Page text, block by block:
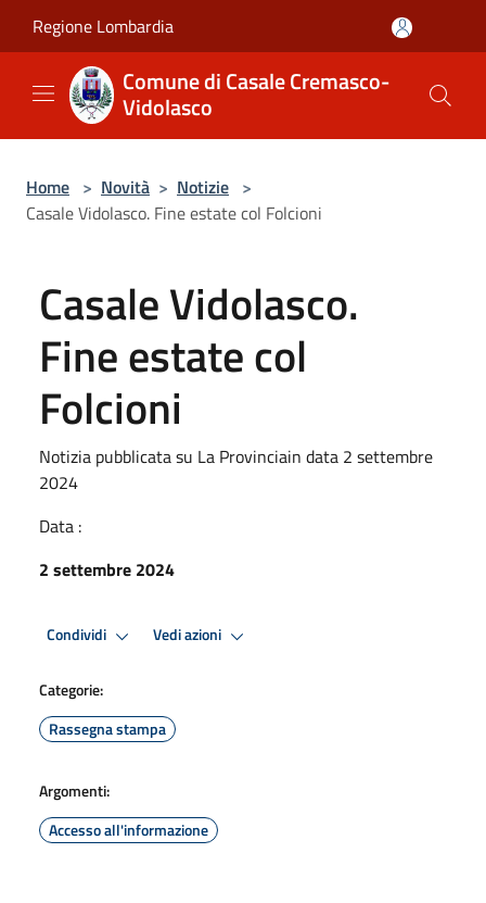
Regione Lombardia
Comune di Casale Cremasco-
Vidolasco
Home > Novità > Notizie >
Casale Vidolasco. Fine estate col Folcioni
Casale Vidolasco.
Fine estate col
Folcioni
Notizia pubblicata su La Provinciain data 2 settembre
2024
Data :
2 settembre 2024
Condividi Vedi azioni
Categorie:
Rassegna stampa
Argomenti:
Accesso all'informazione